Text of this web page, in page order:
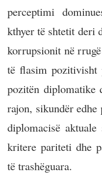
perceptimi
kthyer të shtetit deri
korrupsionit në
të flasim
pozitën diplomatike
rajon, sikundër edhe
diplomacisë
kritere pariteti dhe
të trashëguara.